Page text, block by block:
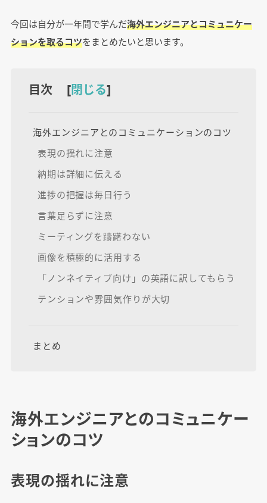
今回は自分が一年間で学んだ海外エンジニアとコミュニケー
ションを取るコツをまとめたいと思います。
目次 [閉じる]
海外エンジニアとのコミュニケーションのコツ
表現の揺れに注意
納期は詳細に伝える
進捗の把握は毎日行う
言葉足らずに注意
ミーティングを躊躇わない
画像を積極的に活用する
「ノンネイティブ向け」の英語に訳してもらう
テンションや雰囲気作りが大切
まとめ
海外エンジニアとのコミュニケー
ションのコツ
表現の揺れに注意